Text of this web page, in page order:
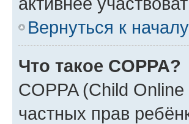
Вернуться к началу
Что такое COPPA?
COPPA (Child
частных прав